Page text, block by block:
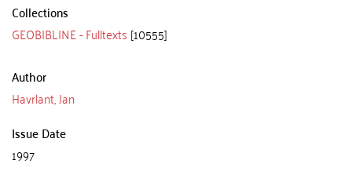
Collections
GEOBIBLINE - Fulltexts [10555]
Author
Havrlant, Jan
Issue Date
1997